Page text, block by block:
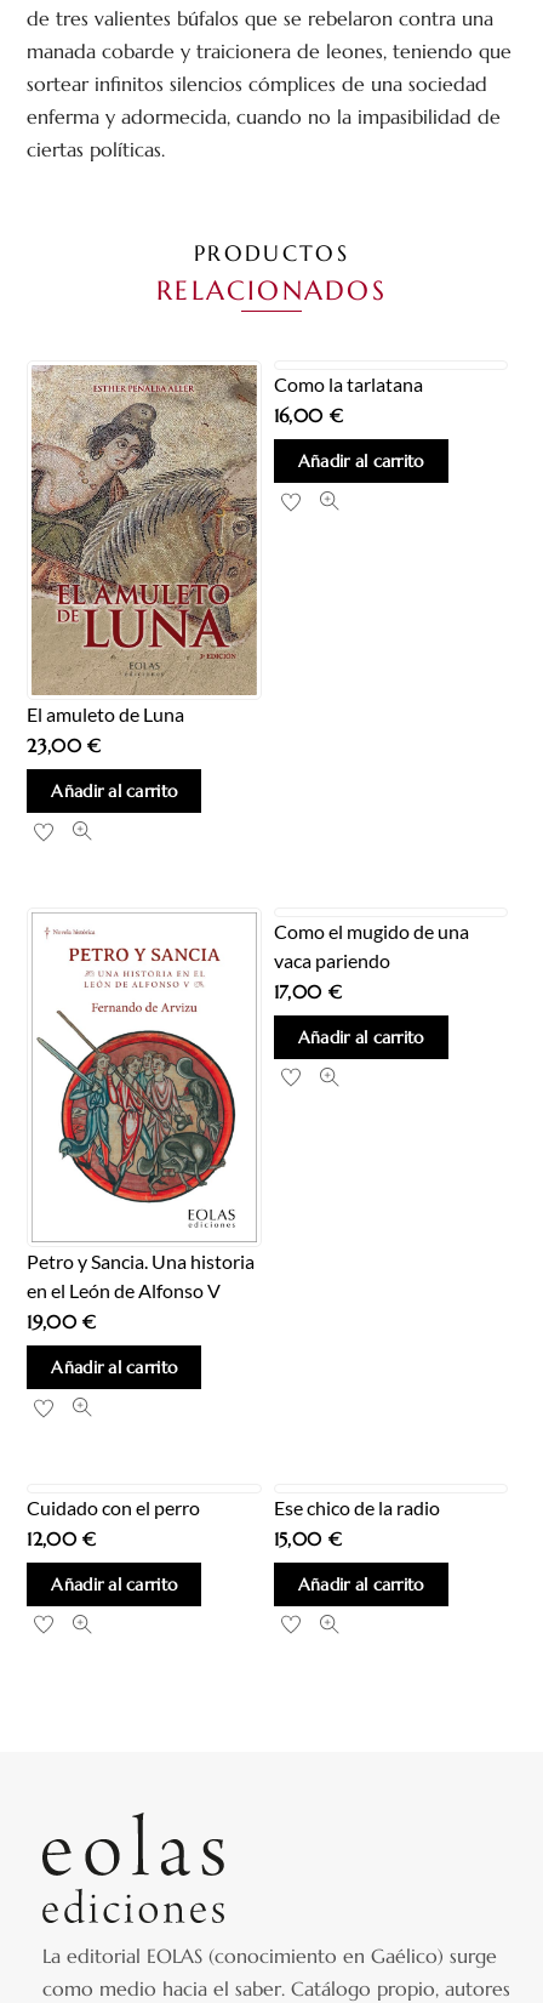
de tres valientes búfalos que se rebelaron contra una
manada cobarde y traicionera de leones, teniendo que
sortear infinitos silencios cómplices de una sociedad
enferma y adormecida, cuando no la impasibilidad de
ciertas políticas.
PRODUCTOS
RELACIONADOS
El amuleto de Luna
23,00€
Añadir al carrito
Como la tarlatana
16,00 €
Añadir al carrito
Petro y Sancia. Una historia
en el León de Alfonso V
19,00€
Añadir al carrito
Como el mugido de una
vaca pariendo
17,00 €
Añadir al carrito
Cuidado con el perro
12,00€
Añadir al carrito
Ese chico de la radio
15,00 €
Añadir al carrito
La editorial EOLAS (conocimiento en Gaélico) surge
como medio hacia el saber.Catálogo propio, autores